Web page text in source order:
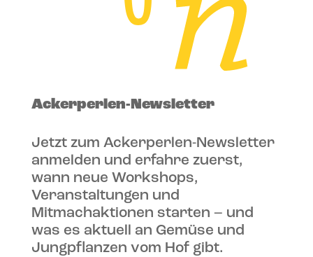
Ackerperlen-Newsletter
Jetzt zum Ackerperlen-Newsletter
anmelden und erfahre zuerst,
wann neue Workshops,
Veranstaltungen und
Mitmachaktionen starten – und
was es aktuell an Gemüse und
Jungpflanzen vom Hof gibt.